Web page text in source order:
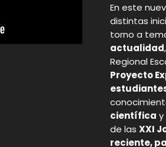
En este
distintas
torno a
actualidad
Regional
Proyecto
científica y
de las XXI
reciente,